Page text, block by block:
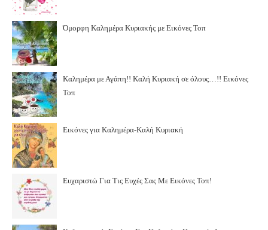
Όμορφη Καλημέρα Κυριακής με Εικόνες Τοπ
Καλημέρα με Αγάπη!! Καλή Κυριακή σε όλους…!! Εικόνες
Τοπ
Εικόνες για Καλημέρα-Καλή Κυριακή
Ευχαριστώ Για Τις Ευχές Σας Με Εικόνες Τοπ!